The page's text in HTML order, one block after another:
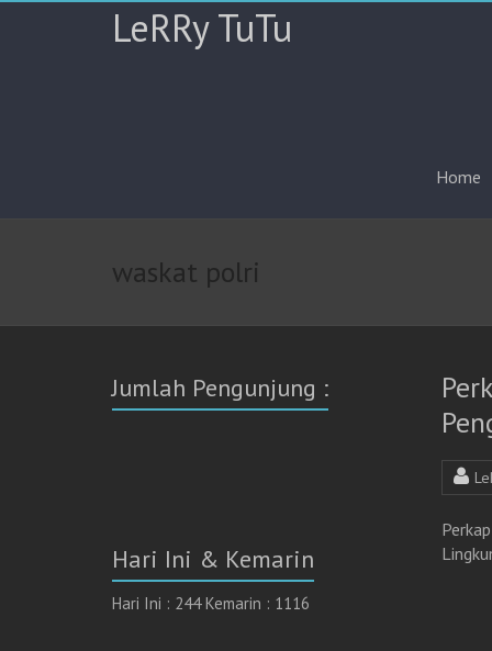
LeRRy TuTu
Home
waskat polri
Jumlah Pengunjung :
Hari Ini & Kemarin
Hari Ini : 244 Kemarin : 1116